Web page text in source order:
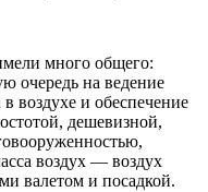
много общего:
очередь на ведение
воздухе и обеспечение
дешевизной,
воздух — воздух
валетом и посадкой.